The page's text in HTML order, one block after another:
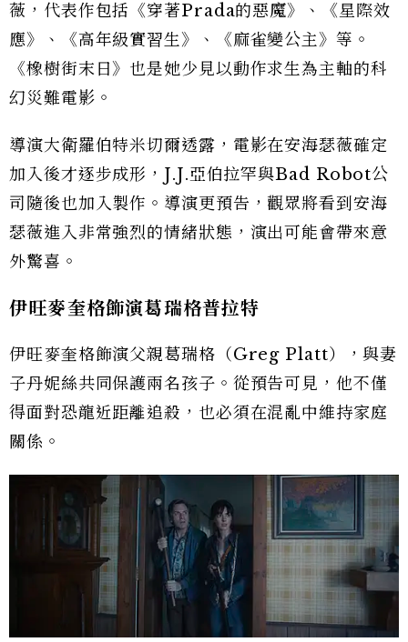
薇，代表作包括《穿著Prada的惡魔》、《星際效
應》、《高年級實習生》、《麻雀變公主》等。
《橡樹街末日》也是她少見以動作求生為主軸的科
幻災難電影。
導演大衛羅伯特米切爾透露，電影在安海瑟薇確定
加入後才逐步成形，J.J.亞伯拉罕與Bad Robot公
司隨後也加入製作。導演更預告，觀眾將看到安海
瑟薇進入非常強烈的情緒狀態，演出可能會帶來意
外驚喜。
伊旺麥奎格飾演葛瑞格普拉特
伊旺麥奎格飾演父親葛瑞格（Greg Platt），與妻
子丹妮絲共同保護兩名孩子。從預告可見，他不僅
得面對恐龍近距離追殺，也必須在混亂中維持家庭
關係。